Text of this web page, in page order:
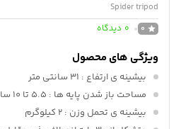
Spider tripod
0
0 دیدگاه
ویژگی های محصول
بیشینه ی ارتفاع : 31 سانتی متر
مساحت باز شدن پایه ها : 5.5 تا 10 سانتی‌متر
بیشینه ی تحمل وزن : 2 کیلوگرم